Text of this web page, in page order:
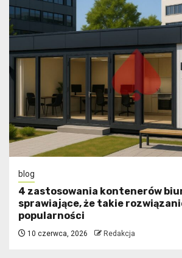
blog
4 zastosowania kontenerów
sprawiające, że takie
popularności
10 czerwca, 2026 Redakcja